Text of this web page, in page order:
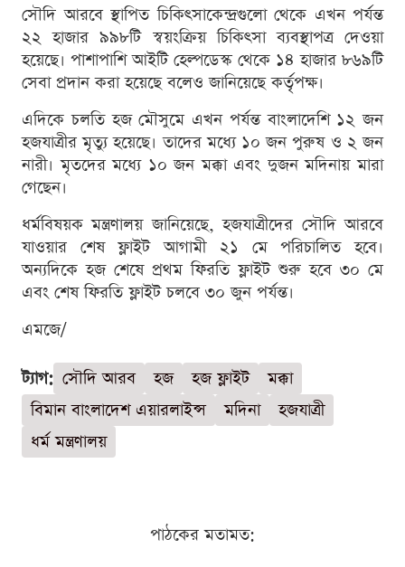
সৌদি আরবে স্থাপিত চিকিৎসাকেন্দ্রগুলো থেকে এখন পর্যন্ত
২২ হাজার ৯৯৮টি স্বয়ংক্রিয় চিকিৎসা ব্যবস্থাপত্র দেওয়া
হয়েছে। পাশাপাশি আইটি হেল্পডেস্ক থেকে ১৪ হাজার ৮৬৯টি
সেবা প্রদান করা হয়েছে বলেও জানিয়েছে কর্তৃপক্ষ।
এদিকে চলতি হজ মৌসুমে এখন পর্যন্ত বাংলাদেশি ১২ জন
হজযাত্রীর মৃত্যু হয়েছে। তাদের মধ্যে ১০ জন পুরুষ ও ২ জন
নারী। মৃতদের মধ্যে ১০ জন মক্কা এবং দুজন মদিনায় মারা
গেছেন।
ধর্মবিষয়ক মন্ত্রণালয় জানিয়েছে, হজযাত্রীদের সৌদি আরবে
যাওয়ার শেষ ফ্লাইট আগামী ২১ মে পরিচালিত হবে।
অন্যদিকে হজ শেষে প্রথম ফিরতি ফ্লাইট শুরু হবে ৩০ মে
এবং শেষ ফিরতি ফ্লাইট চলবে ৩০ জুন পর্যন্ত।
এমজে/
ট্যাগ: সৌদি আরব হজ হজ ফ্লাইট
মক্কা
বিমান বাংলাদেশ এয়ারলাইন্স
মদিনা
হজযাত্রী
ধর্ম মন্ত্রণালয়
পাঠকের মতামত: